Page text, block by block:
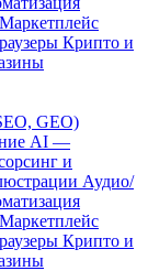
Маркетплейс
Крипто и
GEO)
AI —
и
Аудио/
Маркетплейс
Крипто и